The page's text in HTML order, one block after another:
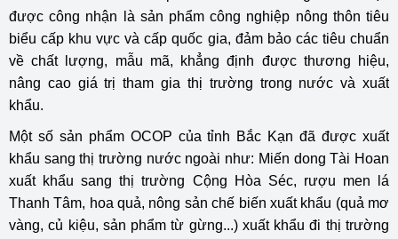
được công nhận là sản phẩm công nghiệp nông thôn tiêu
biểu cấp khu vực và cấp quốc gia, đảm bảo các tiêu chuẩn
về chất lượng, mẫu mã, khẳng định được thương hiệu,
nâng cao giá trị tham gia thị trường trong nước và xuất
khẩu.
Một số sản phẩm OCOP của tỉnh Bắc Kạn đã được xuất
khẩu sang thị trường nước ngoài như: Miến dong Tài Hoan
xuất khẩu sang thị trường Cộng Hòa Séc, rượu men lá
Thanh Tâm, hoa quả, nông sản chế biến xuất khẩu (quả mơ
vàng, củ kiệu, sản phẩm từ gừng...) xuất khẩu đi thị trường